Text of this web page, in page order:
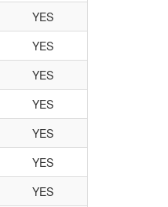
YES
YES
YES
YES
YES
YES
YES